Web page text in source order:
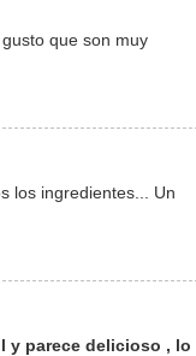
que son muy
los ingredientes... Un
y parece delicioso , lo